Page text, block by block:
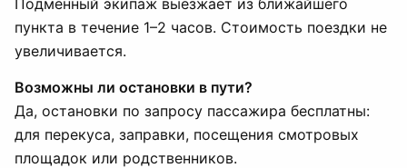
Подменный экипаж выезжает из ближайшего
пункта в течение 1–2 часов. Стоимость поездки не
увеличивается.
Возможны ли остановки в пути?
Да, остановки по запросу пассажира бесплатны:
для перекуса, заправки, посещения смотровых
площадок или родственников.